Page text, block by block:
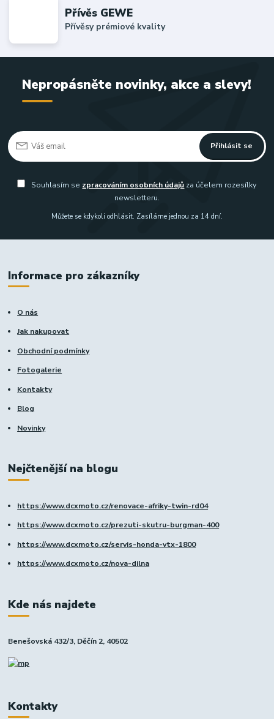
Přívěs GEWE
Přívěsy prémiové kvality
Nepropásněte novinky, akce a slevy!
Přihlásit se
Souhlasím se zpracováním osobních údajů za účelem rozesílky
newsletteru.
Můžete se kdykoli odhlásit. Zasíláme jednou za 14 dní.
Informace pro zákazníky
O nás
Jak nakupovat
Obchodní podmínky
Fotogalerie
Kontakty
Blog
Novinky
Nejčtenější na blogu
https://www.dcxmoto.cz/renovace-afriky-twin-rd04
https://www.dcxmoto.cz/prezuti-skutru-burgman-400
https://www.dcxmoto.cz/servis-honda-vtx-1800
https://www.dcxmoto.cz/nova-dilna
Kde nás najdete
Benešovská 432/3, Děčín 2, 40502
Kontakty